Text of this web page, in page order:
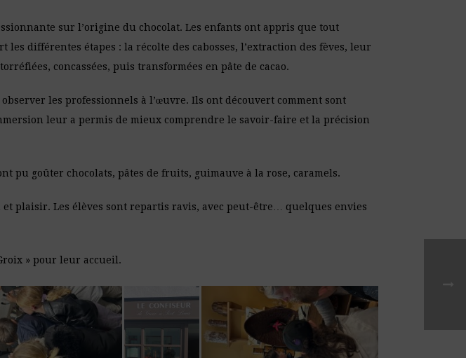
sur l’origine du chocolat. Les enfants ont appris que tout
différentes étapes : la récolte des cabosses, l’extraction des fèves, leur
concassées, puis transformées en pâte de cacao.
les professionnels à l’œuvre. Ils ont découvert comment sont
leur a permis de mieux comprendre le savoir-faire et la précision
pu goûter chocolats, pâtes de fruits, guimauve à la rose, caramels.
plaisir. Les élèves sont repartis ravis, avec peut-être… quelques envies
» pour leur accueil.